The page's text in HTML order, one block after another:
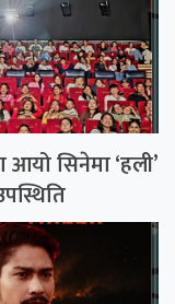
आयो सिनेमा ‘हली’